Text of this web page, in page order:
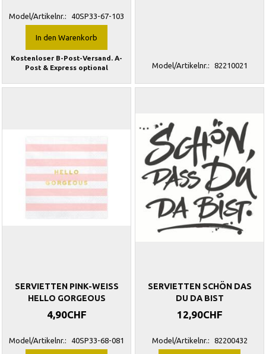
Model/Artikelnr.: 40SP33-67-103
In den Warenkorb
Kostenloser B-Post-Versand. A-
Post & Express optional
Model/Artikelnr.: 82210021
SERVIETTEN PINK-WEISS
HELLO GORGEOUS
4,90CHF
Model/Artikelnr.: 40SP33-68-081
SERVIETTEN SCHÖN DAS
DU DA BIST
12,90CHF
Model/Artikelnr.: 82200432